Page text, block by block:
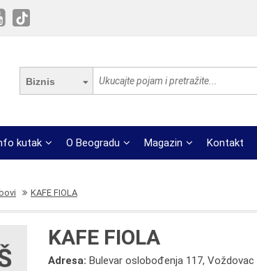
Biznis
kutak O Beogradu Magazin Kontakt
KAFE FIOLA
KAFE FIOLA
Adresa:Bulevar oslobođenja 117, Voždovac